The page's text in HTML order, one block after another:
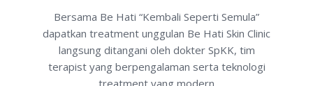
Bersama Be Hati “Kembali Seperti Semula”
dapatkan treatment unggulan Be Hati Skin Clinic
langsung ditangani oleh dokter SpKK, tim
terapist yang berpengalaman serta teknologi